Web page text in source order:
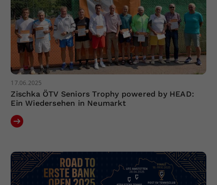
17.06.2025
Zischka ÖTV Seniors Trophy powered by HEAD:
Ein Wiedersehen in Neumarkt